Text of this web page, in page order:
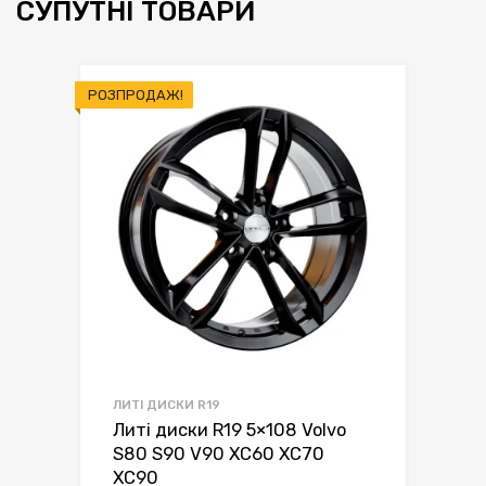
СУПУТНІ ТОВАРИ
РОЗПРОДАЖ!
ЛИТІ ДИСКИ R19
Литі диски R19 5×108 Volvo
S80 S90 V90 XC60 XC70
XC90